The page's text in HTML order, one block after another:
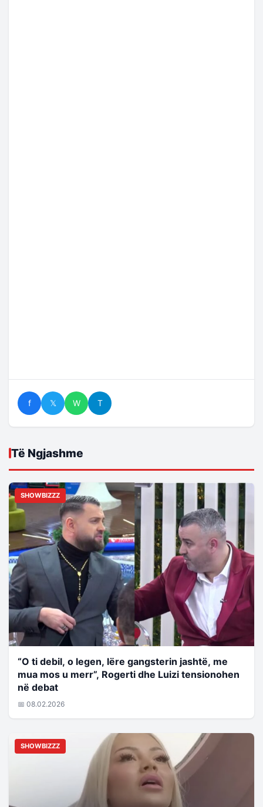
f 𝕏 W T
Të Ngjashme
SHOWBIZZZ
“O ti debil, o legen, lëre gangsterin jashtë, me
mua mos u merr”, Rogerti dhe Luizi tensionohen
në debat
📅 08.02.2026
SHOWBIZZZ